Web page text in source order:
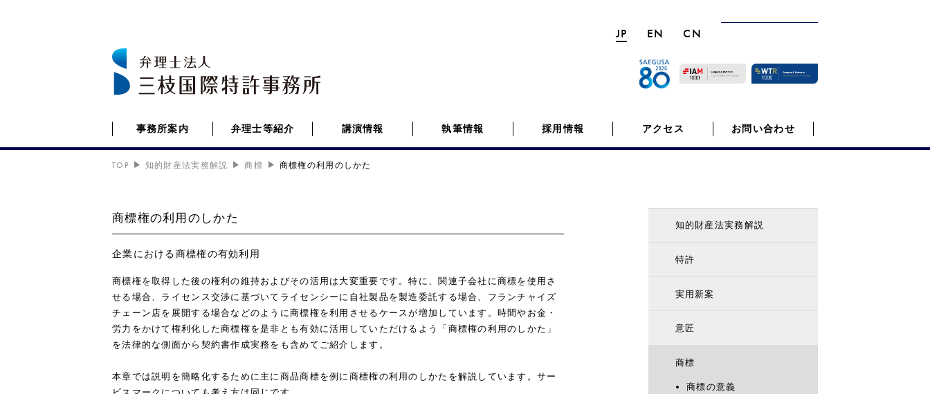
JP EN CN
事務所案内 弁理士等紹介 講演情報 執筆情報 採用情報 アクセス お問い合わせ
TOP 知的財産法実務解説 商標 商標権の利用のしかた
商標権の利用のしかた
企業における商標権の有効利用
商標権を取得した後の権利の維持およびその活用は大変重要です。特に、関連子会社に商標を使用さ
せる場合、ライセンス交渉に基づいてライセンシーに自社製品を製造委託する場合、フランチャイズ
チェーン店を展開する場合などのように商標権を利用させるケースが増加しています。時間やお金・
労力をかけて権利化した商標権を是非とも有効に活用していただけるよう「商標権の利用のしかた」
を法律的な側面から契約書作成実務をも含めてご紹介します。
本章では説明を簡略化するために主に商品商標を例に商標権の利用のしかたを解説しています。サー
知的財産法実務解説
特許
実用新案
意匠
商標
商標の意義